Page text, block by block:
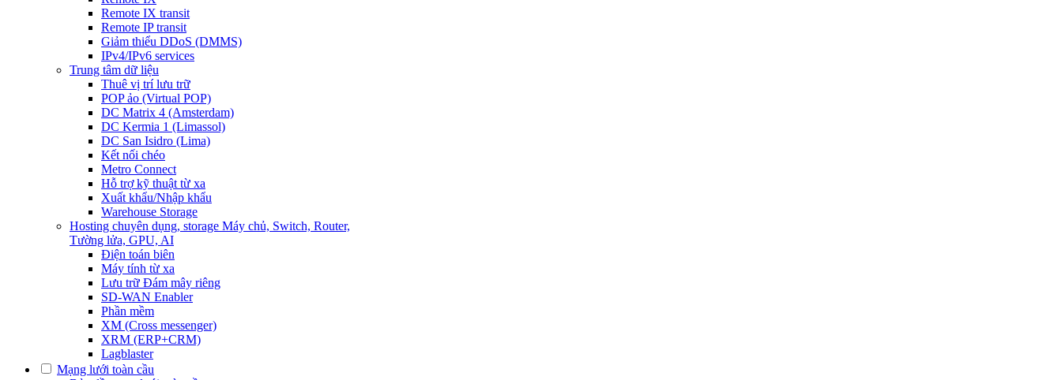
Remote IX transit
Remote IP transit
Giảm thiểu DDoS (DMMS)
IPv4/IPv6 services
Trung tâm dữ liệu
Thuê vị trí lưu trữ
POP ảo (Virtual POP)
DC Matrix 4 (Amsterdam)
DC Kermia 1 (Limassol)
DC San Isidro (Lima)
Kết nối chéo
Metro Connect
Hỗ trợ kỹ thuật từ xa
Xuất khẩu/Nhập khẩu
Warehouse Storage
Hosting chuyên dụng, storage Máy chủ, Switch, Router,
Tường lửa, GPU, AI
Điện toán biên
Máy tính từ xa
Lưu trữ Đám mây riêng
SD-WAN Enabler
Phần mềm
XM (Cross messenger)
XRM (ERP+CRM)
Lagblaster
Mạng lưới toàn cầu